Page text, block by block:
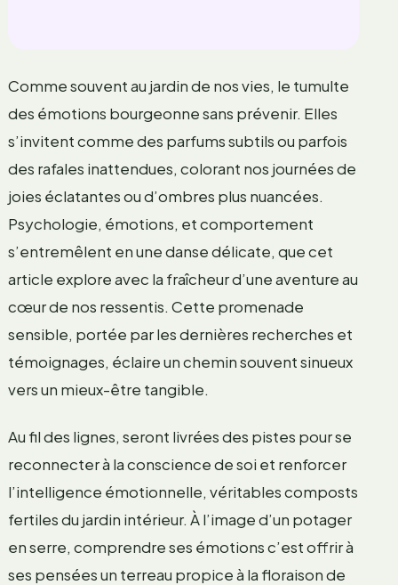
Comme souvent au jardin de nos vies, le tumulte
des émotions bourgeonne sans prévenir. Elles
s’invitent comme des parfums subtils ou parfois
des rafales inattendues, colorant nos journées de
joies éclatantes ou d’ombres plus nuancées.
Psychologie, émotions, et comportement
s’entremêlent en une danse délicate, que cet
article explore avec la fraîcheur d’une aventure au
cœur de nos ressentis. Cette promenade
sensible, portée par les dernières recherches et
témoignages, éclaire un chemin souvent sinueux
vers un mieux-être tangible.
Au fil des lignes, seront livrées des pistes pour se
reconnecter à la conscience de soi et renforcer
l’intelligence émotionnelle, véritables composts
fertiles du jardin intérieur. À l’image d’un potager
en serre, comprendre ses émotions c’est offrir à
ses pensées un terreau propice à la floraison de